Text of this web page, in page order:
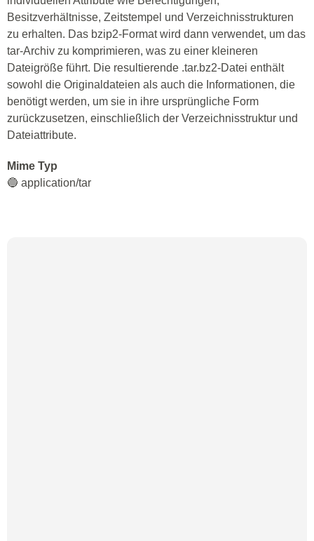
Besitzverhältnisse, Zeitstempel und Verzeichnisstrukturen
zu erhalten. Das bzip2-Format wird dann verwendet, um das
tar-Archiv zu komprimieren, was zu einer kleineren
Dateigröße führt. Die resultierende .tar.bz2-Datei enthält
sowohl die Originaldateien als auch die Informationen, die
benötigt werden, um sie in ihre ursprüngliche Form
zurückzusetzen, einschließlich der Verzeichnisstruktur und
Dateiattribute.
Mime Typ
🔵 application/tar